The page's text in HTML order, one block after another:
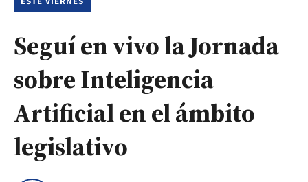
Seguí en vivo la Jornada
sobre Inteligencia
Artificial en el ámbito
legislativo